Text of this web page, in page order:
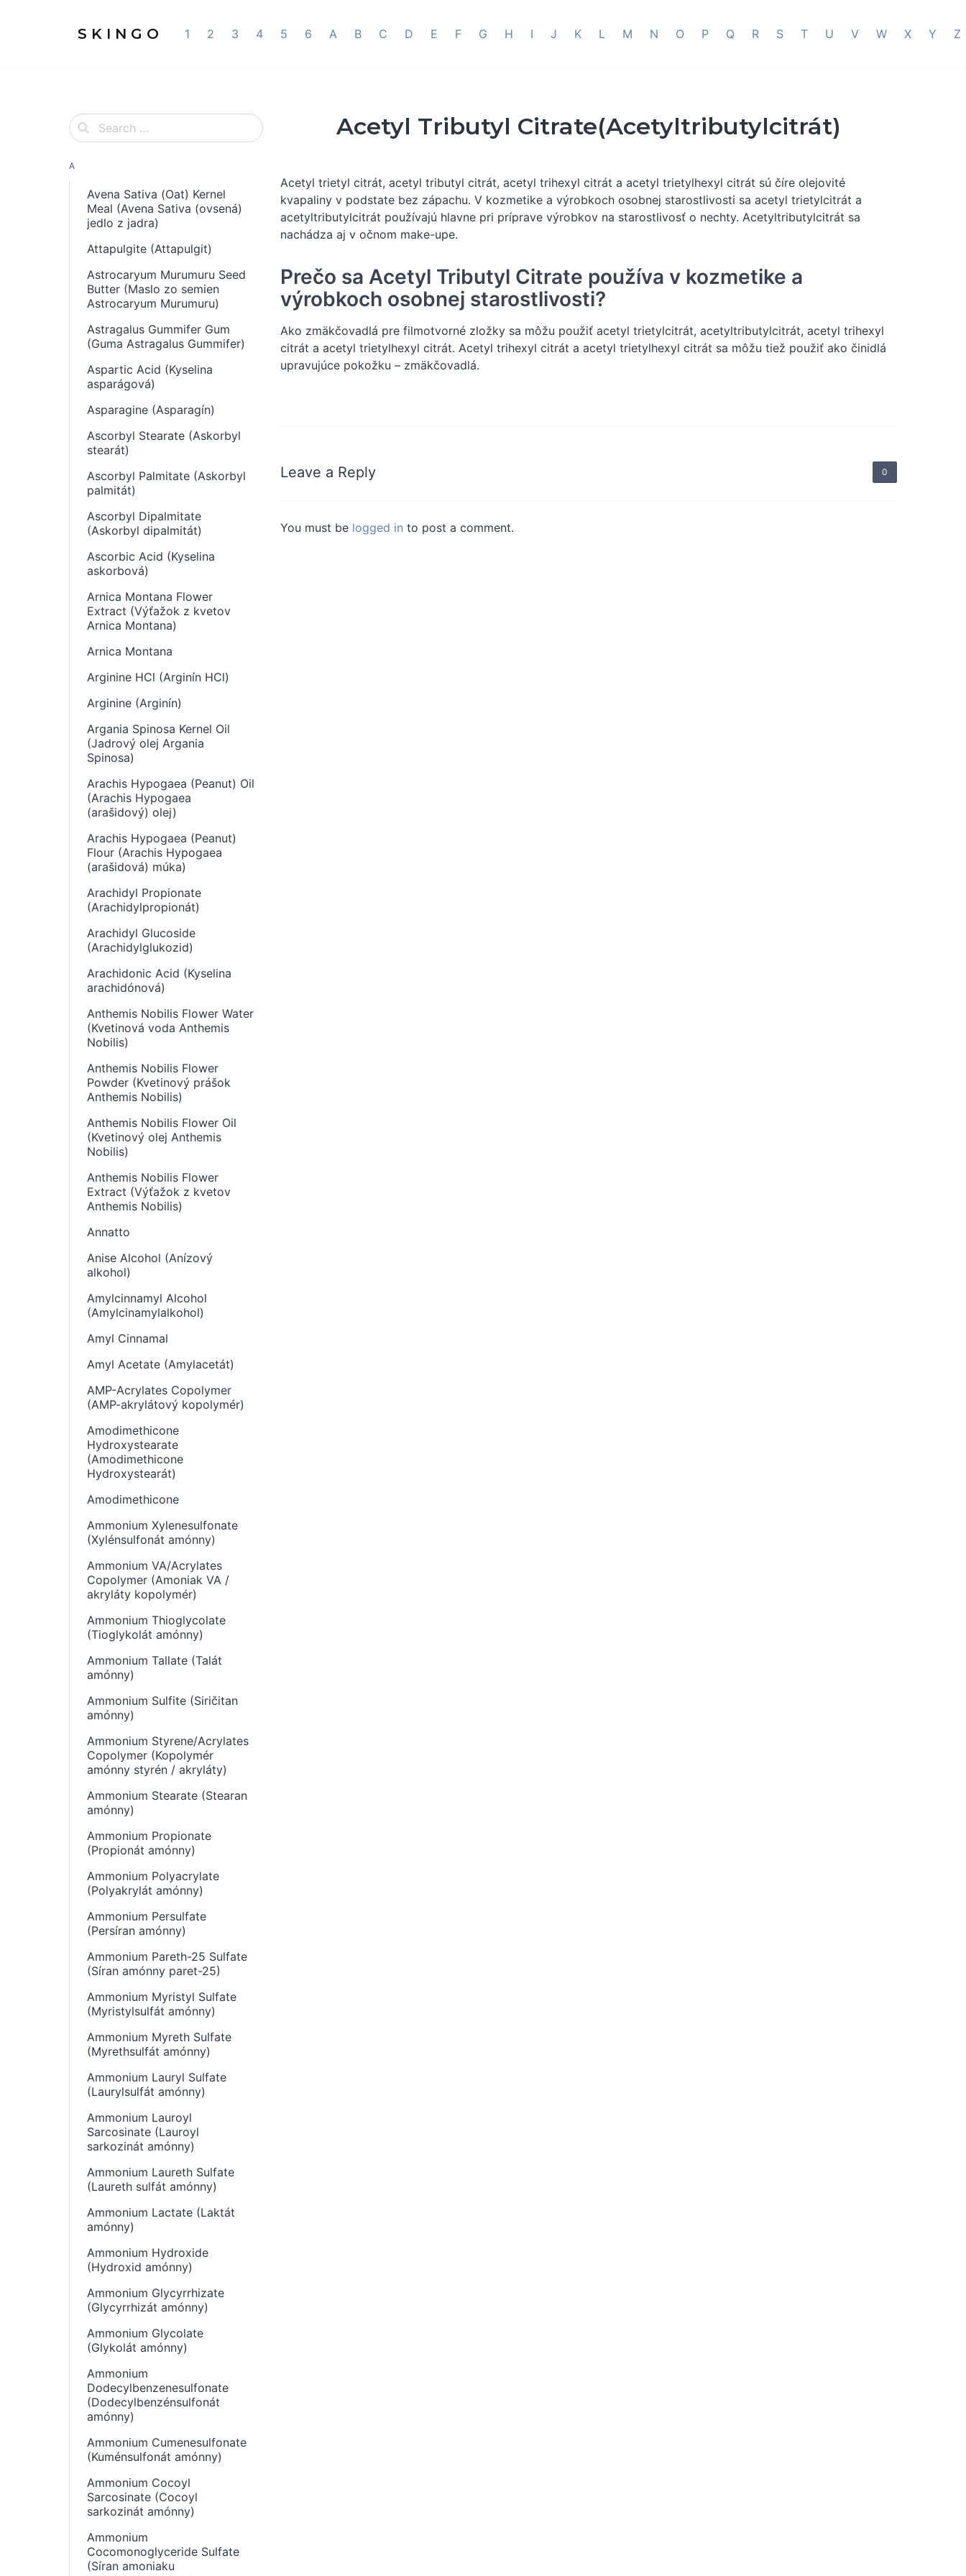
S K I N G O 1 2 3 4 5 6 A B C D E F G H I J K L M N O P Q R S T U V W X Y Z
A
Avena Sativa (Oat) Kernel
Meal (Avena Sativa (ovsená)
jedlo z jadra)
Attapulgite (Attapulgit)
Astrocaryum Murumuru Seed
Butter (Maslo zo semien
Astrocaryum Murumuru)
Astragalus Gummifer Gum
(Guma Astragalus Gummifer)
Aspartic Acid (Kyselina
asparágová)
Asparagine (Asparagín)
Ascorbyl Stearate (Askorbyl
stearát)
Ascorbyl Palmitate (Askorbyl
palmitát)
Ascorbyl Dipalmitate
(Askorbyl dipalmitát)
Ascorbic Acid (Kyselina
askorbová)
Arnica Montana Flower
Extract (Výťažok z kvetov
Arnica Montana)
Arnica Montana
Arginine HCl (Arginín HCl)
Arginine (Arginín)
Argania Spinosa Kernel Oil
(Jadrový olej Argania
Spinosa)
Arachis Hypogaea (Peanut) Oil
(Arachis Hypogaea
(arašidový) olej)
Arachis Hypogaea (Peanut)
Flour (Arachis Hypogaea
(arašidová) múka)
Arachidyl Propionate
(Arachidylpropionát)
Arachidyl Glucoside
(Arachidylglukozid)
Arachidonic Acid (Kyselina
arachidónová)
Anthemis Nobilis Flower Water
(Kvetinová voda Anthemis
Nobilis)
Anthemis Nobilis Flower
Powder (Kvetinový prášok
Anthemis Nobilis)
Anthemis Nobilis Flower Oil
(Kvetinový olej Anthemis
Nobilis)
Anthemis Nobilis Flower
Extract (Výťažok z kvetov
Anthemis Nobilis)
Annatto
Anise Alcohol (Anízový
alkohol)
Amylcinnamyl Alcohol
(Amylcinamylalkohol)
Amyl Cinnamal
Amyl Acetate (Amylacetát)
AMP-Acrylates Copolymer
(AMP-akrylátový kopolymér)
Amodimethicone
Hydroxystearate
(Amodimethicone
Hydroxystearát)
Amodimethicone
Ammonium Xylenesulfonate
(Xylénsulfonát amónny)
Ammonium VA/Acrylates
Copolymer (Amoniak VA /
akryláty kopolymér)
Ammonium Thioglycolate
(Tioglykolát amónny)
Ammonium Tallate (Talát
amónny)
Ammonium Sulfite (Siričitan
amónny)
Ammonium Styrene/Acrylates
Copolymer (Kopolymér
amónny styrén / akryláty)
Ammonium Stearate (Stearan
amónny)
Ammonium Propionate
(Propionát amónny)
Ammonium Polyacrylate
(Polyakrylát amónny)
Ammonium Persulfate
(Persíran amónny)
Ammonium Pareth-25 Sulfate
(Síran amónny paret-25)
Ammonium Myristyl Sulfate
(Myristylsulfát amónny)
Ammonium Myreth Sulfate
(Myrethsulfát amónny)
Ammonium Lauryl Sulfate
(Laurylsulfát amónny)
Ammonium Lauroyl
Sarcosinate (Lauroyl
sarkozinát amónny)
Ammonium Laureth Sulfate
(Laureth sulfát amónny)
Ammonium Lactate (Laktát
amónny)
Ammonium Hydroxide
(Hydroxid amónny)
Ammonium Glycyrrhizate
(Glycyrrhizát amónny)
Ammonium Glycolate
(Glykolát amónny)
Ammonium
Dodecylbenzenesulfonate
(Dodecylbenzénsulfonát
amónny)
Ammonium Cumenesulfonate
(Kuménsulfonát amónny)
Ammonium Cocoyl
Sarcosinate (Cocoyl
sarkozinát amónny)
Ammonium
Cocomonoglyceride Sulfate
(Síran amoniaku
Acetyl Tributyl Citrate(Acetyltributylcitrát)
Acetyl trietyl citrát, acetyl tributyl citrát, acetyl trihexyl citrát a acetyl trietylhexyl citrát sú číre olejovité
kvapaliny v podstate bez zápachu. V kozmetike a výrobkoch osobnej starostlivosti sa acetyl trietylcitrát a
acetyltributylcitrát používajú hlavne pri príprave výrobkov na starostlivosť o nechty. Acetyltributylcitrát sa
nachádza aj v očnom make-upe.
Prečo sa Acetyl Tributyl Citrate používa v kozmetike a
výrobkoch osobnej starostlivosti?
Ako zmäkčovadlá pre filmotvorné zložky sa môžu použiť acetyl trietylcitrát, acetyltributylcitrát, acetyl trihexyl
citrát a acetyl trietylhexyl citrát. Acetyl trihexyl citrát a acetyl trietylhexyl citrát sa môžu tiež použiť ako činidlá
upravujúce pokožku – zmäkčovadlá.
Leave a Reply 0
You must be logged in to post a comment.